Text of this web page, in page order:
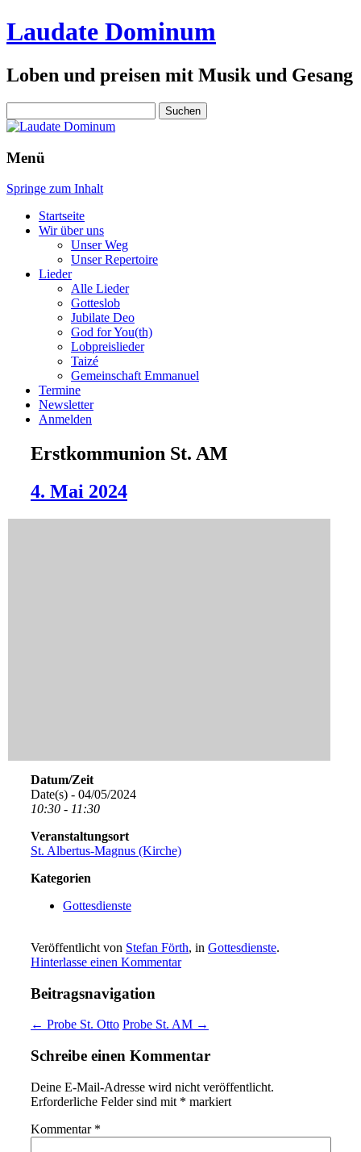
Laudate Dominum
Loben und preisen mit Musik und Gesang
nach:
Menü
Springe zum Inhalt
Startseite
Wir über uns
Unser Weg
Unser Repertoire
Lieder
Alle Lieder
Gotteslob
Jubilate Deo
God for You(th)
Lobpreislieder
Taizé
Gemeinschaft Emmanuel
Termine
Newsletter
Anmelden
Erstkommunion St. AM
4. Mai 2024
Datum/Zeit
Date(s) - 04/05/2024
10:30 - 11:30
Veranstaltungsort
St. Albertus-Magnus (Kirche)
Kategorien
Gottesdienste
Veröffentlicht von Stefan Förth, in Gottesdienste.
Hinterlasse einen Kommentar
Beitragsnavigation
← Probe St. Otto Probe St. AM →
Schreibe einen Kommentar
Deine E-Mail-Adresse wird nicht veröffentlicht.
Erforderliche Felder sind mit * markiert
Kommentar *